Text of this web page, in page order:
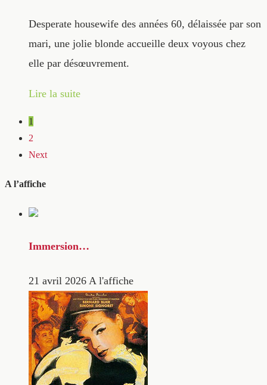
Desperate housewife des années 60, délaissée par son
mari, une jolie blonde accueille deux voyous chez
elle par désœuvrement.
Lire la suite
1
2
Next
A l’affiche
Immersion…
21 avril 2026 A l'affiche